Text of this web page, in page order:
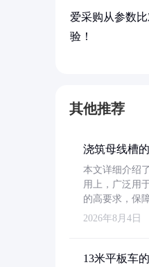
爱采购从参数
验！
其他推荐
浇筑母线槽
本文详细介绍
用上，广泛用
的高要求，保
2026年8月4日
13米平板车